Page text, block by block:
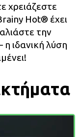
χρειάζεστε
Hot®️ έχει
την
ιδανική λύση